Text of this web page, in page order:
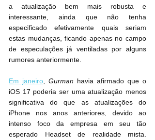
a atualização bem mais robusta e
interessante, ainda que não tenha
especificado efetivamente quais seriam
estas mudanças, ficando apenas no campo
de especulações já ventiladas por alguns
rumores anteriormente.
Em janeiro Gurman havia afirmado que o
‌iOS 17‌ poderia ser uma atualização menos
significativa do que as atualizações do
iPhone nos anos anteriores, devido ao
intenso foco da empresa em seu tão
esperado Headset de realidade mista.